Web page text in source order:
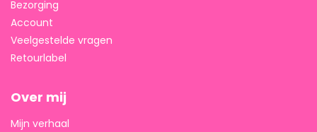
Bezorging
Account
Veelgestelde vragen
Retourlabel
Over mij
Mijn verhaal